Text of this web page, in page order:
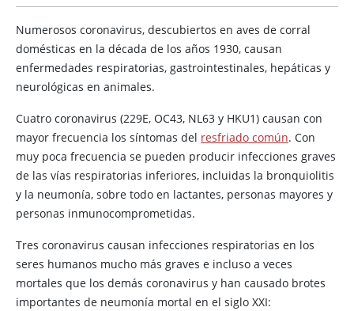
Numerosos coronavirus, descubiertos en aves de corral
domésticas en la década de los años 1930, causan
enfermedades respiratorias, gastrointestinales, hepáticas y
neurológicas en animales.
Cuatro coronavirus (229E, OC43, NL63 y HKU1) causan con
mayor frecuencia los síntomas del resfriado común. Con
muy poca frecuencia se pueden producir infecciones graves
de las vías respiratorias inferiores, incluidas la bronquiolitis
y la neumonía, sobre todo en lactantes, personas mayores y
personas inmunocomprometidas.
Tres coronavirus causan infecciones respiratorias en los
seres humanos mucho más graves e incluso a veces
mortales que los demás coronavirus y han causado brotes
importantes de neumonía mortal en el siglo XXI: